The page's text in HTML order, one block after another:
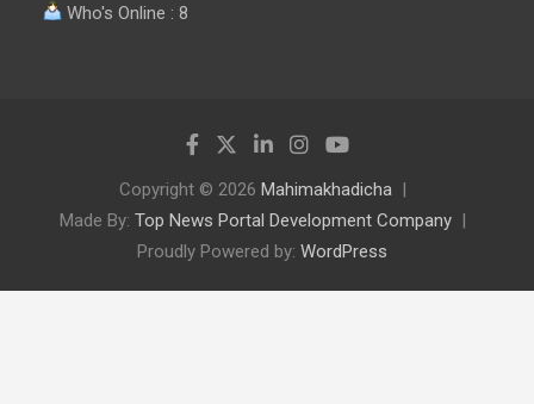
Who's Online : 8
Copyright © 2026 Mahimakhadicha
Made By: Top News Portal Development Company
Proudly Powered by: WordPress